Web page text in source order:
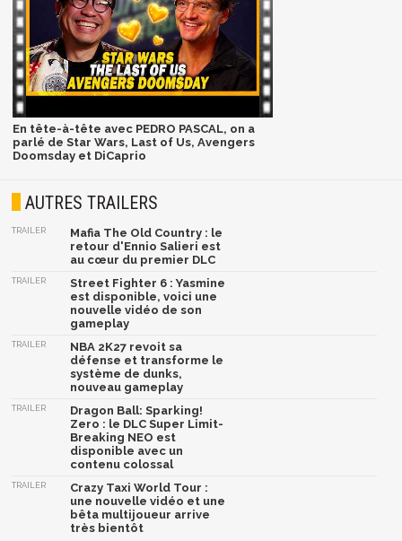
En tête-à-tête avec PEDRO PASCAL, on a
parlé de Star Wars, Last of Us, Avengers
Doomsday et DiCaprio
AUTRES TRAILERS
TRAILER
Mafia The Old Country : le
retour d'Ennio Salieri est
au cœur du premier DLC
TRAILER
Street Fighter 6 : Yasmine
est disponible, voici une
nouvelle vidéo de son
gameplay
TRAILER
NBA 2K27 revoit sa
défense et transforme le
système de dunks,
nouveau gameplay
TRAILER
Dragon Ball: Sparking!
Zero : le DLC Super Limit-
Breaking NEO est
disponible avec un
contenu colossal
TRAILER
Crazy Taxi World Tour :
une nouvelle vidéo et une
bêta multijoueur arrive
très bientôt